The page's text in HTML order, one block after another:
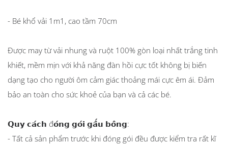
- Bé khổ vải 1m1, cao tầm 70cm
Được may từ vải nhung và ruột 100% gòn loại nhất trắng tinh
khiết, mềm mịn với khả năng đàn hồi cực tốt không bị biến
dạng tạo cho người ôm cảm giác thoảng mái cực êm ái. Đảm
bảo an toàn cho sức khoẻ của bạn và cả các bé.
𝗤𝘂𝘆 𝗰𝗮́𝗰𝗵 đ𝗼́𝗻𝗴 𝗴𝗼́𝗶 𝗴𝗮̂́𝘂 𝗯𝗼̂𝗻𝗴:
- Tất cả sản phẩm trước khi đóng gói đều được kiểm tra rất kĩ